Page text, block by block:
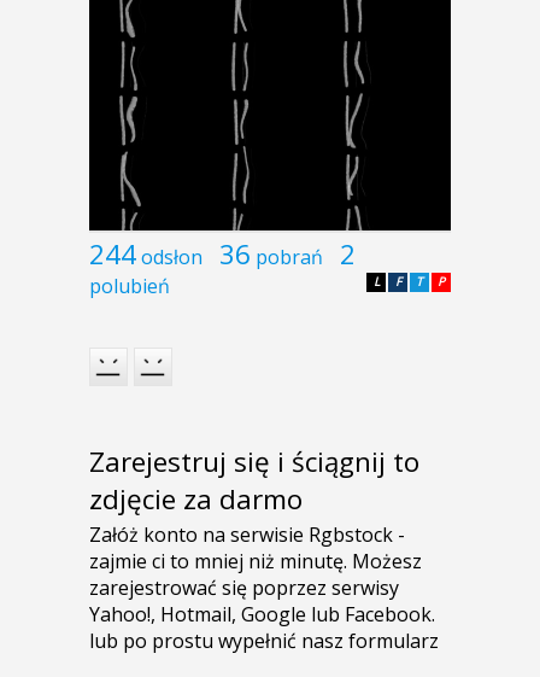
244odsłon 36 pobrań 2
polubień P
T
F
L
Zarejestruj się i ściągnij to
zdjęcie za darmo